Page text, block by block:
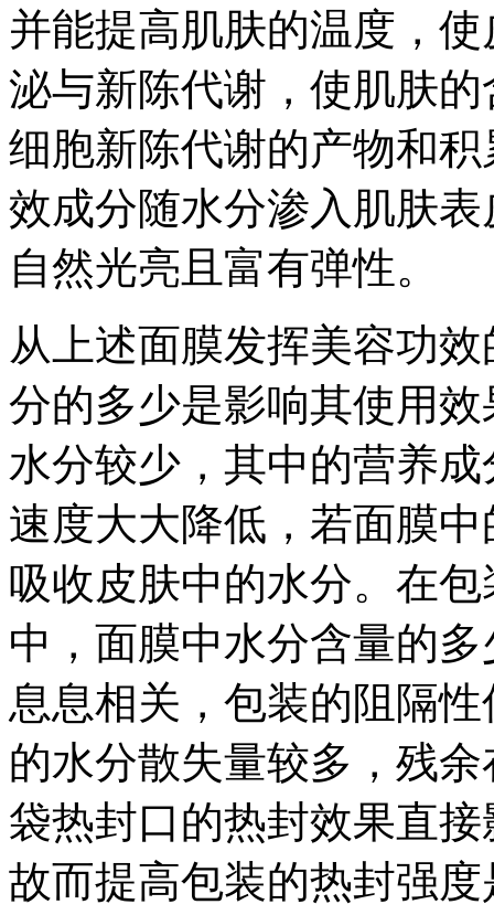
并能提高肌肤的温度，
泌与新陈代谢，使肌肤
细胞新陈代谢的产物和
效成分随水分渗入肌肤
自然光亮且富有弹性。
从上述面膜发挥美容功
分的多少是影响其使用
水分较少，其中的营养
速度大大降低，若面膜
吸收皮肤中的水分。在
中，面膜中水分含量的
息息相关，包装的阻隔
的水分散失量较多，残
袋热封口的热封效果直
故而提高包装的热封强